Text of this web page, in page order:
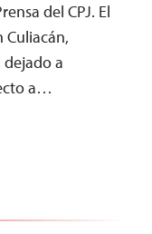
del CPJ. El
a
a…